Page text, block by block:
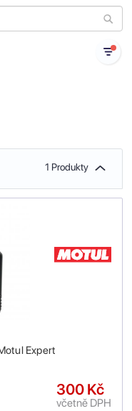
1 Produkty
Expert
300 Kč
včetně DPH